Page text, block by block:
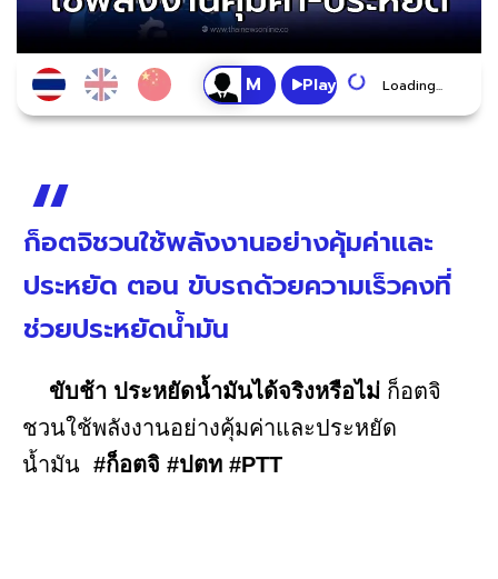
Play Loading...
ก็อตจิชวนใช้พลังงานอย่างคุ้มค่าและ
ประหยัด ตอน ขับรถด้วยความเร็วคงที่
ช่วยประหยัดน้ำมัน
ขับช้า ประหยัดน้ำมันได้จริงหรือไม่ ก็อตจิ
ชวนใช้พลังงานอย่างคุ้มค่าและประหยัด
น้ำมัน #ก็อตจิ #ปตท #PTT